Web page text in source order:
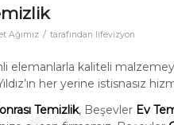
Ağımız / tarafından lifevizyon
elemanlarla kaliteli
her yerine istisnasız
Temizlik, Beşevler Ev